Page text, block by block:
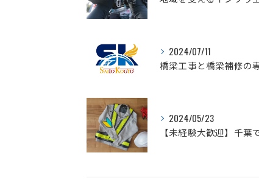
2024/07/11
2024/05/23